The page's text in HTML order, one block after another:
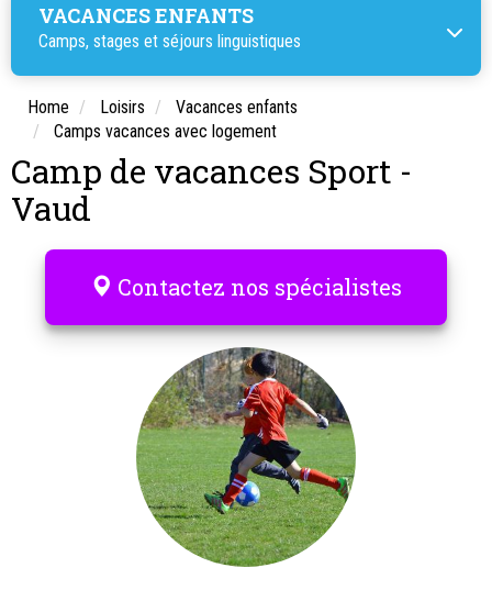
VACANCES ENFANTS
Camps, stages et séjours linguistiques
Home Loisirs
Vacances enfants
Camps vacances avec logement
Camp de vacances Sport -
Vaud
Contactez nos spécialistes